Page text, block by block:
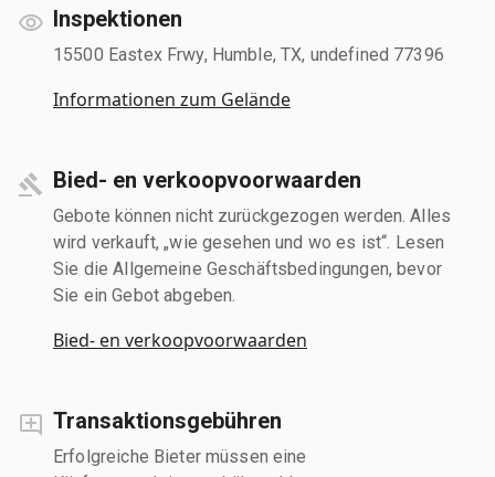
Inspektionen
15500 Eastex Frwy, Humble, TX, undefined 77396
Informationen zum Gelände
Bied- en verkoopvoorwaarden
Gebote können nicht zurückgezogen werden. Alles
wird verkauft, „wie gesehen und wo es ist“. Lesen
Sie die Allgemeine Geschäftsbedingungen, bevor
Sie ein Gebot abgeben.
Bied- en verkoopvoorwaarden
Transaktionsgebühren
Erfolgreiche Bieter müssen eine